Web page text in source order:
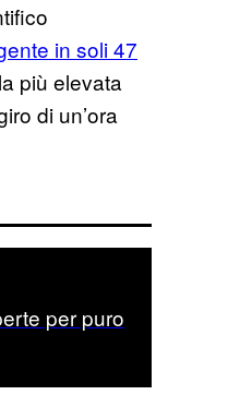
in soli 47
più elevata
di un’ora
per puro